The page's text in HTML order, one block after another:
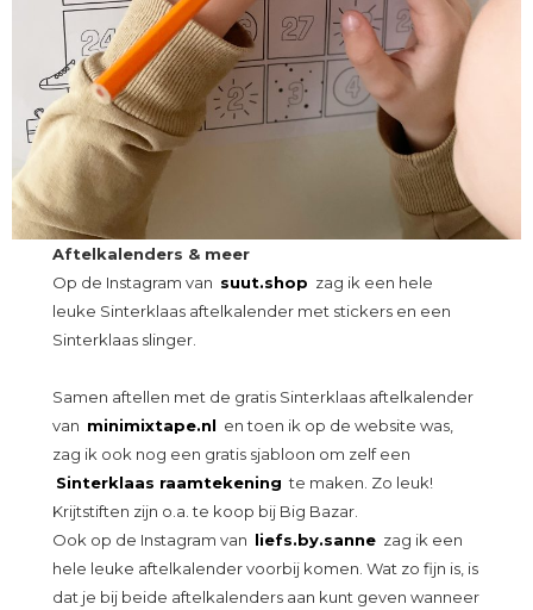
Aftelkalenders & meer
Op de Instagram van suut.shop zag ik een hele
leuke Sinterklaas aftelkalender met stickers en een
Sinterklaas slinger.
Samen aftellen met de gratis Sinterklaas aftelkalender
van minimixtape.nl en toen ik op de website was,
zag ik ook nog een gratis sjabloon om zelf een
Sinterklaas raamtekening te maken. Zo leuk!
Krijtstiften zijn o.a. te koop bij Big Bazar.
Ook op de Instagram van liefs.by.sanne zag ik een
hele leuke aftelkalender voorbij komen. Wat zo fijn is, is
dat je bij beide aftelkalenders aan kunt geven wanneer